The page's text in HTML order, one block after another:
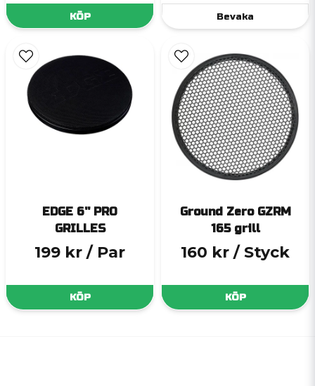
KÖP Bevaka
EDGE 6'' PRO
GRILLES
199 kr / Par
KÖP
Ground Zero GZRM
165 grill
160 kr / Styck
KÖP